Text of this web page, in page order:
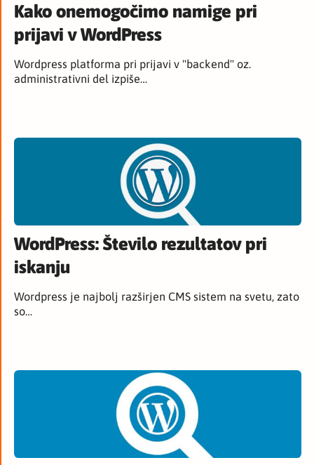
Kako onemogočimo namige pri
prijavi v WordPress
Wordpress platforma pri prijavi v "backend" oz.
administrativni del izpiše…
WordPress: Število rezultatov pri
iskanju
Wordpress je najbolj razširjen CMS sistem na svetu, zato
so…